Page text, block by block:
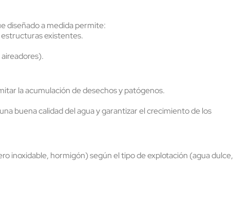
diseñado a medida permite:
estructuras existentes.
la acumulación de desechos y patógenos.
buena calidad del agua y garantizar el crecimiento de los
inoxidable, hormigón) según el tipo de explotación (agua dulce,